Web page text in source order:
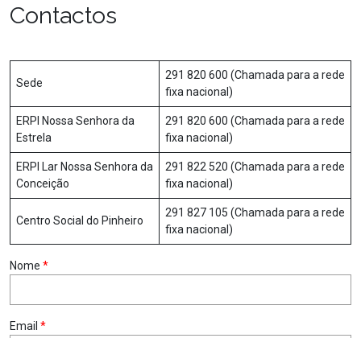
Contactos
Sede
291 820 600 (Chamada para a rede
fixa nacional)
ERPI Nossa Senhora da
Estrela
291 820 600 (Chamada para a rede
fixa nacional)
ERPI Lar Nossa Senhora da
Conceição
291 822 520 (Chamada para a rede
fixa nacional)
Centro Social do Pinheiro
291 827 105 (Chamada para a rede
fixa nacional)
Nome *
Email *